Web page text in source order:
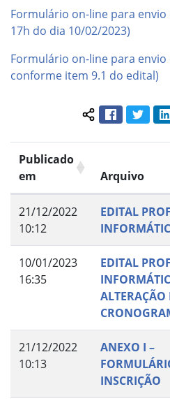
Formulário on-line para envio
17h do dia 10/02/2023)
Formulário on-line para envio
conforme item 9.1 do edital)
Compartilhar
FacebookTwitter
Publicado
em
Arquivo
21/12/2022
10:12
EDITAL
10/01/2023
16:35
EDITAL
ALTERAÇÃO
21/12/2022
10:13
ANEXO I –
INSCRIÇÃO